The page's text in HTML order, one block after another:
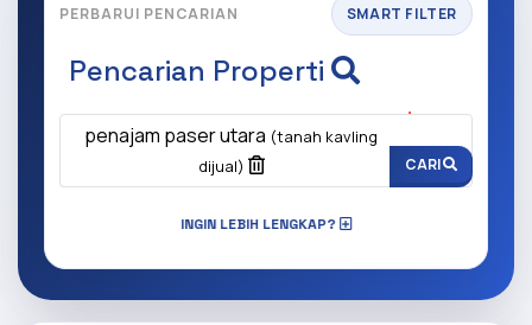
PERBARUI PENCARIAN SMART FILTER
Pencarian Properti
Apa yang ingin anda cari?(Wajib Isi )
penajam paser utara (tanah kavling
dijual)
CARI
INGIN LEBIH LENGKAP?